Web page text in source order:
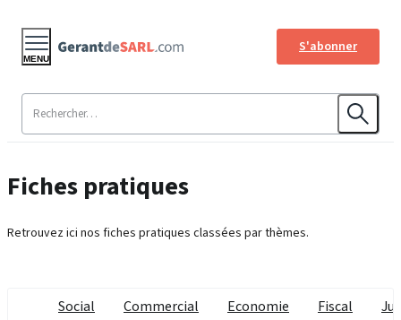
S'abonner
MENU
Fiches pratiques
Retrouvez ici nos fiches pratiques classées par thèmes.
Social Commercial Economie Fiscal